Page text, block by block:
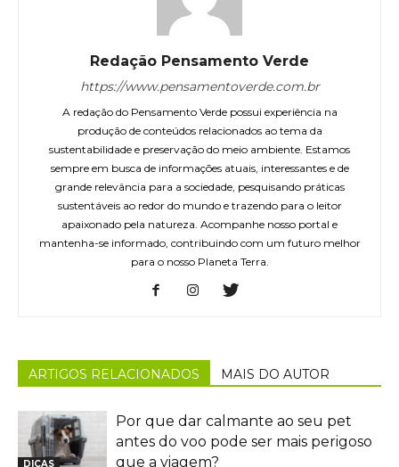
Redação Pensamento Verde
https://www.pensamentoverde.com.br
A redação do Pensamento Verde possui experiência na
produção de conteúdos relacionados ao tema da
sustentabilidade e preservação do meio ambiente. Estamos
sempre em busca de informações atuais, interessantes e de
grande relevância para a sociedade, pesquisando práticas
sustentáveis ao redor do mundo e trazendo para o leitor
apaixonado pela natureza. Acompanhe nosso portal e
mantenha-se informado, contribuindo com um futuro melhor
para o nosso Planeta Terra.
ARTIGOS RELACIONADOS MAIS DO AUTOR
DICAS
Por que dar calmante ao seu pet
antes do voo pode ser mais perigoso
que a viagem?